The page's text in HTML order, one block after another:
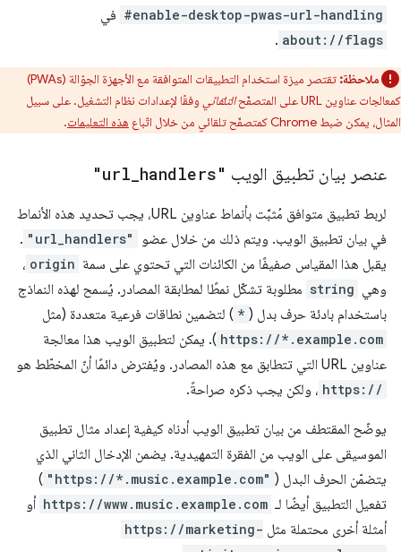
#enable-desktop-pwas-url-handling في
about://flags
.
ملاحظة:
تقتصر ميزة استخدام التطبيقات المتوافقة مع الأجهزة الجوّالة (PWAs)
كمعالجات عناوين URL على المتصفّح
التلقائي وفقًا لإعدادات نظام التشغيل. على سبيل
المثال، يمكن ضبط Chrome كمتصفّح تلقائي من خلال اتّباع
هذه التعليمات.
عنصر بيان تطبيق الويب "url handlers"
لربط تطبيق متوافق مُثبَّت بأنماط عناوين URL، يجب تحديد هذه الأنماط
في بيان تطبيق الويب. ويتم ذلك من خلال عضو
"url_handlers"
.
يقبل هذا المقياس صفيفًا من الكائنات التي تحتوي على سمة origin ،
وهي string مطلوبة تشكّل نمطًا لمطابقة المصادر. يُسمح لهذه النماذج
باستخدام بادئة حرف بدل ( * ) لتضمين نطاقات فرعية متعددة (مثل
https://*.example.com ). يمكن لتطبيق الويب هذا معالجة
عناوين URL التي تتطابق مع هذه المصادر. ويُفترض دائمًا أنّ المخطّط هو
https:// ، ولكن يجب ذكره صراحةً.
يوضّح المقتطف من بيان تطبيق الويب أدناه كيفية إعداد مثال تطبيق
الموسيقى على الويب من الفقرة التمهيدية. يضمن الإدخال الثاني الذي
يتضمّن الحرف البدل ( "https://*.music.example.com"
)
تفعيل التطبيق أيضًا لـ https://www.music.example.com أو
أمثلة أخرى محتملة مثل https://marketing-